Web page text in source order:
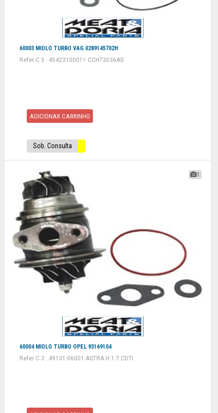
60003 MIOLO TURBO VAG 0289145702H
Refer C 3 : 4542310001= CCH73036AS
ADICIONAR CARRINHO
Sob. Consulta
1
60004 MIOLO TURBO OPEL 93169104
Refer C 3 : 49131-06001 ASTRA H 1.7 CDTi